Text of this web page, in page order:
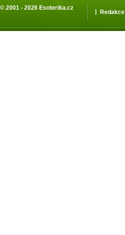
© 2001 - 2026 Esoterika.cz
| Redakce